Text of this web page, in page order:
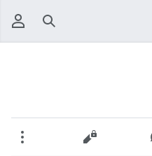
جستجو
تاریخچهنمایش مبدأ